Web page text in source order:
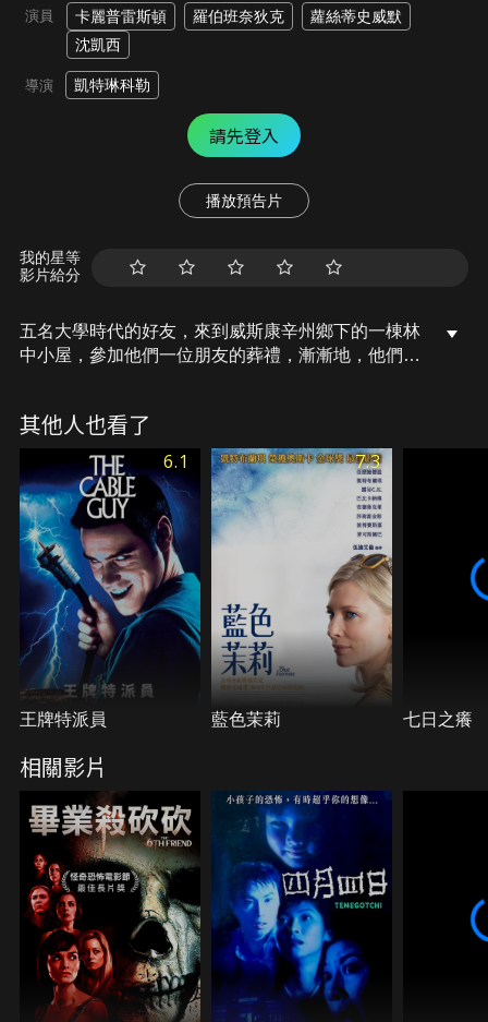
演員 卡麗普雷斯頓 羅伯班奈狄克
蘿絲蒂史威默
沈凱西
導演 凱特琳科勒
請先登入
播放預告片
我的星等
影片給分
五名大學時代的好友，來到威斯康辛州鄉下的一棟林
中小屋，參加他們一位朋友的葬禮，漸漸地，他們身
其他人也看了
6.1
王牌特派員
7.3
藍色茉莉 七日之癢
相關影片